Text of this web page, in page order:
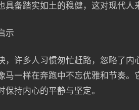
具备踏实如土的稳健，这对现代人
示
，许多人习惯匆忙赶路，忽略了
马一样在奔跑中不忘优雅和节奏
保持内心的平静与坚定。